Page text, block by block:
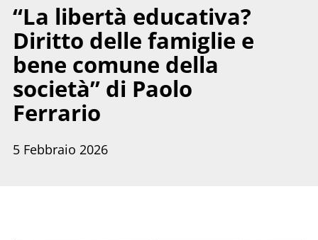
“La libertà educativa?
Diritto delle famiglie e
bene comune della
società” di Paolo
Ferrario
5 Febbraio 2026